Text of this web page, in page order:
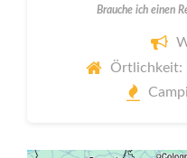
Brauche ich einen
Örtlichkeit: